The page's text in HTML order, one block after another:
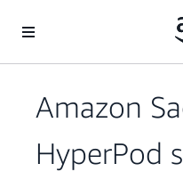
Amazon
HyperPod